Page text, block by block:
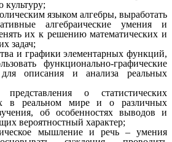
культуру;
языком алгебры, выработать
алгебраические умения и
их к решению математических и
задач;
и графики элементарных функций,
функционально-графические
для описания и анализа реальных
представления о статистических
в реальном мире и о различных
об особенностях выводов и
вероятностный характер;
мышление и речь – умения